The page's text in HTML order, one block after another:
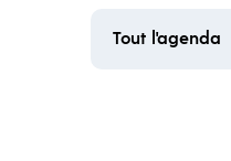
Tout l'agenda